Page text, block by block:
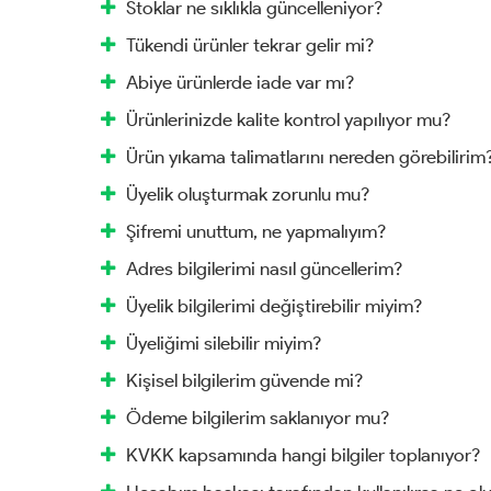
Stoklar ne sıklıkla güncelleniyor?
Tükendi ürünler tekrar gelir mi?
Abiye ürünlerde iade var mı?
Ürünlerinizde kalite kontrol yapılıyor mu?
Ürün yıkama talimatlarını nereden
Üyelik oluşturmak zorunlu mu?
Şifremi unuttum, ne yapmalıyım?
Adres bilgilerimi nasıl güncellerim?
Üyelik bilgilerimi değiştirebilir miyim?
Üyeliğimi silebilir miyim?
Kişisel bilgilerim güvende mi?
Ödeme bilgilerim saklanıyor mu?
KVKK kapsamında hangi bilgiler toplanıyor?